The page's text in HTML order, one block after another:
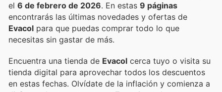
el 6 de febrero de 2026 . En estas 9 páginas
encontrarás las últimas novedades y ofertas de
Evacol para que puedas comprar todo lo que
necesitas sin gastar de más.
Encuentra una tienda de Evacol cerca tuyo o visita su
tienda digital para aprovechar todos los descuentos
en estas fechas. Olvídate de la inflación y comienza a